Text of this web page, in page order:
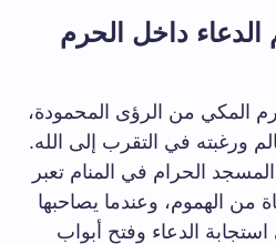
داخل الحرم
المكي من الرؤى المحمودة،
ورغبته في التقرب إلى الله.
الحرام في المنام تعبر
من الهموم، وعندما يصاحبها
الدعاء وفتح أبواب